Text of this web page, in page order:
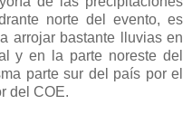
norte del evento, es
arrojar bastante lluvias en
y en la parte noreste del
parte sur del país por el
del COE.